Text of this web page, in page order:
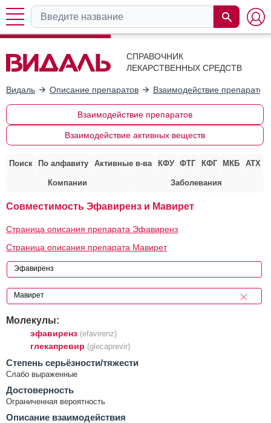
СПРАВОЧНИК
ЛЕКАРСТВЕННЫХ СРЕДСТВ
Видаль Описание препаратов Взаимодействие препаратов
Взаимодействие препаратов
Взаимодействие активных веществ
Поиск По алфавиту Активные в-ва КФУ ФТГ КФГ МКБ АТХ
Компании Заболевания
Совместимость Эфавиренз и Мавирет
Страница описания препарата Эфавиренз
Страница описания препарата Мавирет
Молекулы:
эфавиренз (efavirenz)
глекапревир (glecaprevir)
Cтепень серьёзности/тяжести
Слабо выраженные
Достоверность
Ограниченная вероятность
Описание взаимодействия